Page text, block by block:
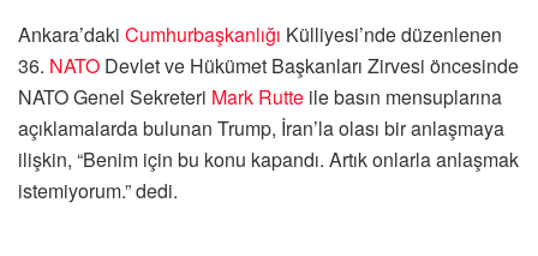
Ankara’daki Cumhurbaşkanlığı Külliyesi’nde düzenlenen
36.⁠ NATO Devlet ve Hükümet Başkanları Zirvesi öncesinde
NATO Genel Sekreteri Mark Rutte ile basın mensuplarına
açıklamalarda bulunan Trump, İran’la olası bir anlaşmaya
ilişkin, “Benim için bu konu kapandı. Artık onlarla anlaşmak
istemiyorum.” dedi.